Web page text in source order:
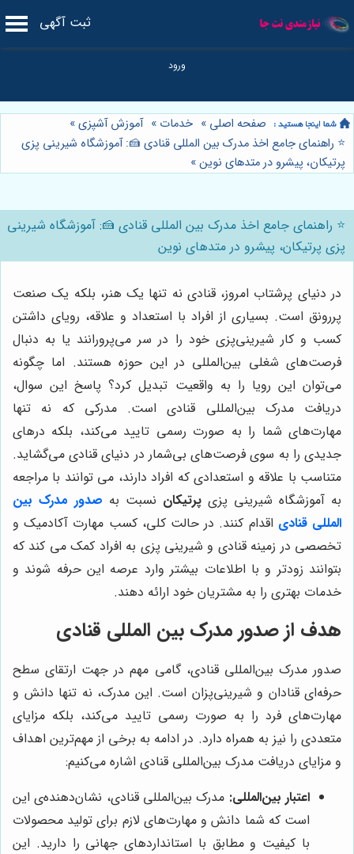
ثبت آگهی
صفحه اصلی » خدمات » آموزش آشپزی»
⭐️ راهنمای جامع اخذ مدرک بین المللی قنادی 🍰: آموزشگاه شیرینی پزی
پرتیکان، پیشرو در متدهای نوین»
⭐️ راهنمای جامع اخذ مدرک بین المللی قنادی 🍰: آموزشگاه شیرینی
پزی پرتیکان، پیشرو در متدهای نوین
در دنیای پرشتاب امروز، قنادی نه تنها یک هنر، بلکه یک صنعت
پررونق است. بسیاری از افراد با استعداد و علاقه، رویای داشتن
کسب و کار شیرینی‌پزی خود را در سر می‌پرورانند یا به دنبال
فرصت‌های شغلی بین‌المللی در این حوزه هستند. اما چگونه
می‌توان این رویا را به واقعیت تبدیل کرد؟ پاسخ این سوال،
دریافت مدرک بین‌المللی قنادی است. مدرکی که نه تنها
مهارت‌های شما را به صورت رسمی تایید می‌کند، بلکه درهای
جدیدی را به سوی فرصت‌های بی‌شمار در دنیای قنادی می‌گشاید.
متناسب با علاقه و استعدادی که افراد دارند، می توانند با مراجعه
به آموزشگاه شیرینی پزی پرتیکان نسبت به صدور مدرک بین
المللی قنادی اقدام کنند. در حالت کلی، کسب مهارت آکادمیک و
تخصصی در زمینه قنادی و شیرینی پزی به افراد کمک می کند که
بتوانند زودتر و با اطلاعات بیشتر وارد عرصه این حرفه شوند و
خدمات بهتری را به مشتریان خود ارائه دهند.
هدف از صدور مدرک بین المللی قنادی
صدور مدرک بین‌المللی قنادی، گامی مهم در جهت ارتقای سطح
حرفه‌ای قنادان و شیرینی‌پزان است. این مدرک، نه تنها دانش و
مهارت‌های فرد را به صورت رسمی تایید می‌کند، بلکه مزایای
متعددی را نیز به همراه دارد. در ادامه به برخی از مهم‌ترین اهداف
و مزایای دریافت مدرک بین‌المللی قنادی اشاره می‌کنیم:
اعتبار بین‌المللی: مدرک بین‌المللی قنادی، نشان‌دهنده‌ی این
است که شما دانش و مهارت‌های لازم برای تولید محصولات
با کیفیت و مطابق با استانداردهای جهانی را دارید. این